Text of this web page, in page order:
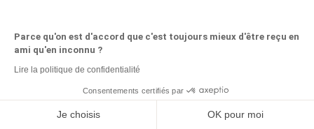
Parce qu'on est d'accord que c'est toujours mieux d'être reçu en
ami qu'en inconnu ?
Lire la politique de confidentialité
Consentements certifiés par
Je choisis OK pour moi